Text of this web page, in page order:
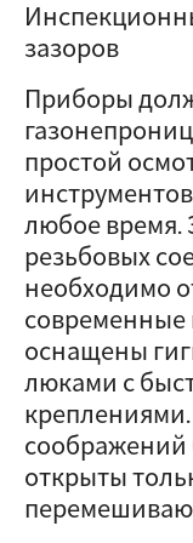
зазоров
Приборы
простой
любое время.
резьбовых
необходимо
оснащены
люками с
соображений
открыты